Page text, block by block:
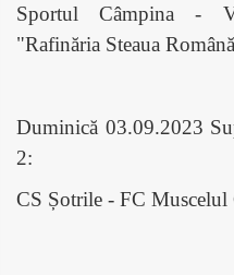
Sportul Câmpina -
"Rafinăria Steaua
Duminică 03.09.2023
2:
CS Șotrile - FC Muscelul